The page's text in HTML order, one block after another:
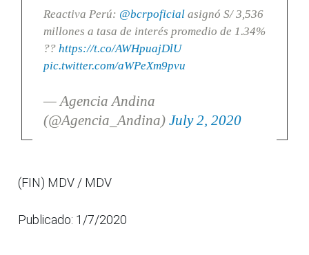
Reactiva Perú: @bcrpoficialasignó S/ 3,536
millones a tasa de interés promedio de 1.34%
?? https://t.co/AWHpuajDlU
pic.twitter.com/aWPeXm9pvu
— Agencia Andina
(@Agencia_Andina) July 2, 2020
(FIN) MDV / MDV
Publicado: 1/7/2020